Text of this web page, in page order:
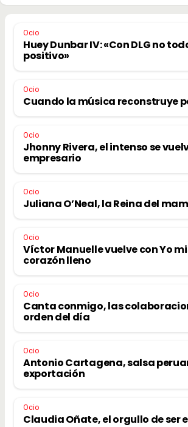
Ocio
Huey Dunbar IV: «Con DLG no
positivo»
Ocio
Cuando la música reconstruye
Ocio
Jhonny Rivera, el intenso se
empresario
Ocio
Juliana O’Neal, la Reina del
Ocio
Víctor Manuelle vuelve con Yo
corazón lleno
Ocio
Canta conmigo, las
orden del día
Ocio
Antonio Cartagena, salsa
exportación
Ocio
Claudia Oñate, el orgullo de ser